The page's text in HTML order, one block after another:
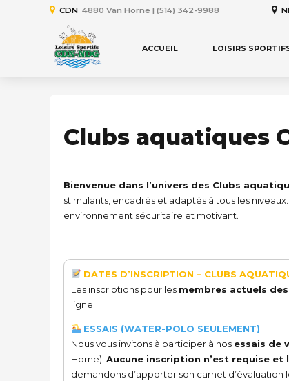
CDN 4880 Van Horne | (514) 342-9988
ACCUEIL LOISIRS
Clubs aquatiques
Bienvenue dans l’univers des Clubs
stimulants, encadrés et adaptés à tous les
environnement sécuritaire et motivant.
DATES D’INSCRIPTION – CLUBS
Les inscriptions pour les membres actuels
ligne.
ESSAIS (WATER-POLO SEULEMENT)
Nous vous invitons à participer à nos essais de
Horne). Aucune inscription n’est requise
demandons d’apporter son carnet d’évaluation